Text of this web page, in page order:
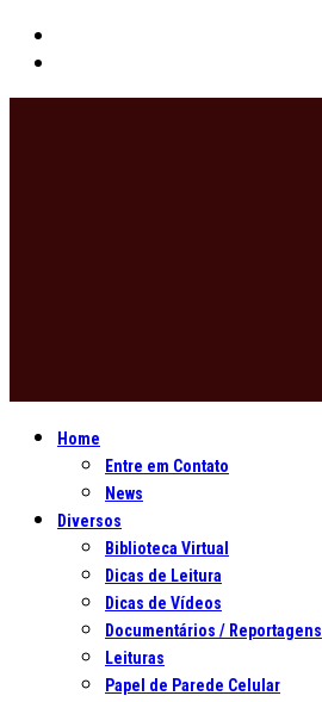
Home
Entre em Contato
News
Diversos
Biblioteca Virtual
Dicas de Leitura
Dicas de Vídeos
Documentários / Reportagens
Leituras
Papel de Parede Celular